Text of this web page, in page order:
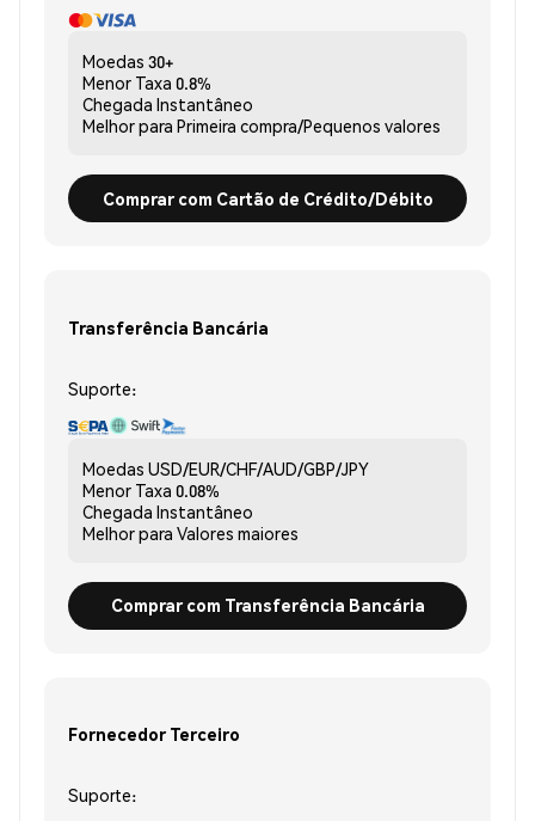
Moedas 30+
Menor Taxa 0.8%
Chegada Instantâneo
Melhor para Primeira compra/Pequenos valores
Comprar com Cartão de Crédito/Débito
Transferência Bancária
Suporte:
Moedas USD/EUR/CHF/AUD/GBP/JPY
Menor Taxa 0.08%
Chegada Instantâneo
Melhor para Valores maiores
Comprar com Transferência Bancária
Fornecedor Terceiro
Suporte: